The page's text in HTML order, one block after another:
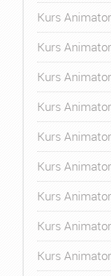
Kurs
Kurs
Kurs
Kurs
Kurs
Kurs
Kurs
Kurs
Kurs